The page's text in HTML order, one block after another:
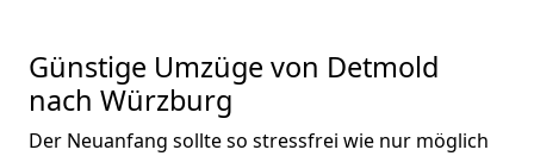
Günstige Umzüge von Detmold
nach Würzburg
Der Neuanfang sollte so stressfrei wie nur möglich